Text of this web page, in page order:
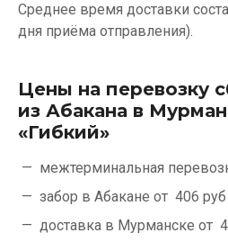
Среднее время доставки
дня приёма отправления).
Цены на перевозку
из Абакана в
«Гибкий»
межтерминальная
забор в Абакане от 406 руб
доставка в Мурманске от